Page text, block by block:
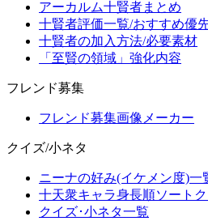
アーカルム十賢者まとめ
十賢者評価一覧/おすすめ優
十賢者の加入方法/必要素材
「至賢の領域」強化内容
フレンド募集
フレンド募集画像メーカー
クイズ/小ネタ
ニーナの好み(イケメン度)一
十天衆キャラ身長順ソート
クイズ･小ネタ一覧